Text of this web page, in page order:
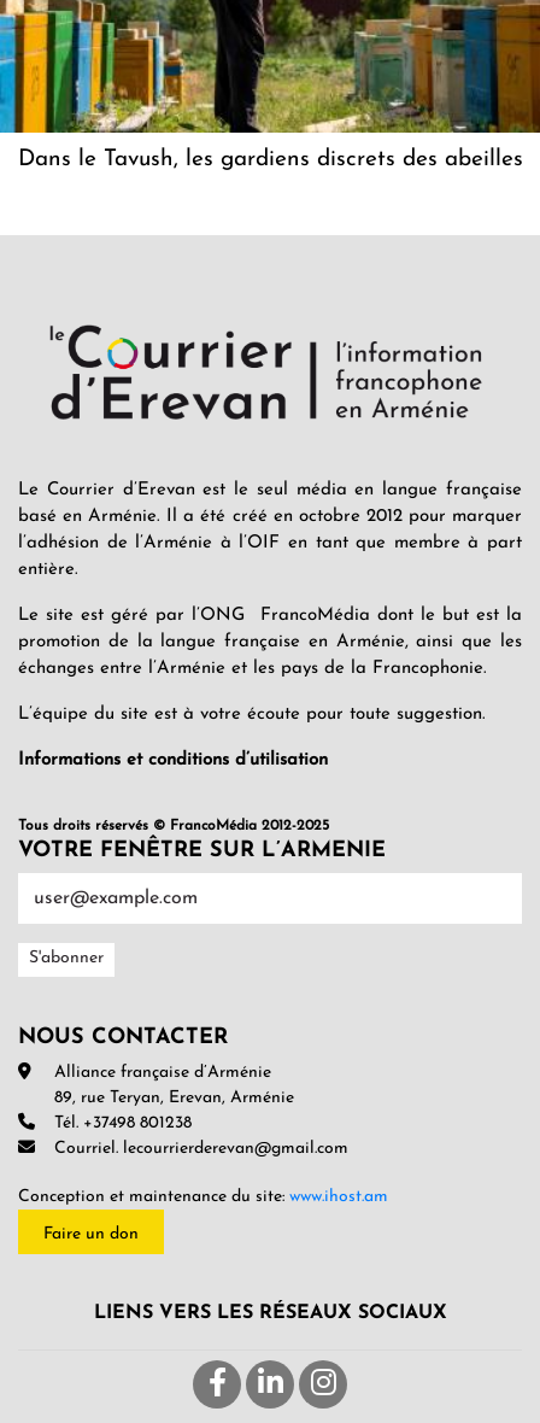
Dans le Tavush, les gardiens discrets des abeilles
Le Courrier d’Erevan est le seul média en langue française
basé en Arménie. Il a été créé en octobre 2012 pour marquer
l’adhésion de l’Arménie à l’OIF en tant que membre à part
entière.
Le site est géré par l’ONG FrancoMédia dont le but est la
promotion de la langue française en Arménie, ainsi que les
échanges entre l’Arménie et les pays de la Francophonie.
L’équipe du site est à votre écoute pour toute suggestion.
Informations et conditions d’utilisation
Tous droits réservés © FrancoMédia 2012-2025
VOTRE FENÊTRE SUR L’ARMENIE
NOUS CONTACTER
Alliance française d’Arménie
89, rue Teryan, Erevan, Arménie
Tél. +37498 801238
Courriel. lecourrierderevan@gmail.com
Conception et maintenance du site: www.ihost.am
Faire un don
LIENS VERS LES RÉSEAUX SOCIAUX